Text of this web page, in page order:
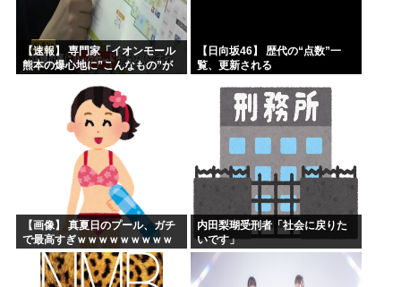
韓国人「現在、日本が密かに韓国からパクっているものがこち...
【速報】 専門家「イオンモール
熊本の爆心地に”こんなもの”が
【日向坂46】 歴代の“点数”一
覧、更新される
【画像】 真夏日のプール、ガチ
で最高すぎｗｗｗｗｗｗｗｗｗ
内田梨瑚受刑者「社会に戻りた
いです」